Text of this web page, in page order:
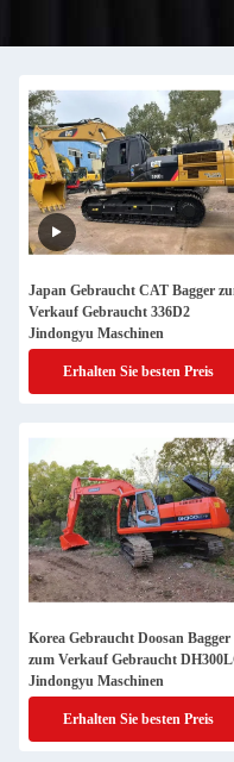
Japan Gebraucht CAT Bagger
Verkauf Gebraucht 336D2
Jindongyu Maschinen
Erhalten Sie besten Preis
Korea Gebraucht Doosan Bagger
zum Verkauf Gebraucht
Jindongyu Maschinen
Erhalten Sie besten Preis